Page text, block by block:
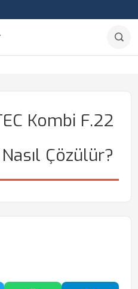
Kombi F.22
Çözülür?